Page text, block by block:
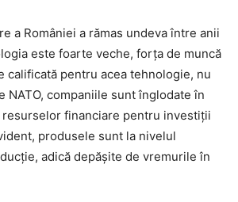
a României a rămas undeva între anii
este foarte veche, forța de muncă
calificată pentru acea tehnologie, nu
NATO, companiile sunt înglodate în
financiare pentru investiții
produsele sunt la nivelul
adică depășite de vremurile în